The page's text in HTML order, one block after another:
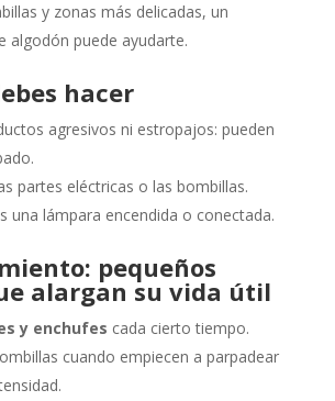
y zonas más delicadas, un
algodón puede ayudarte.
hacer
agresivos ni estropajos: pueden
partes eléctricas o las bombillas.
una lámpara encendida o conectada.
pequeños
alargan su vida útil
y enchufes cada ciertotiempo.
cuando empiecen a parpadear